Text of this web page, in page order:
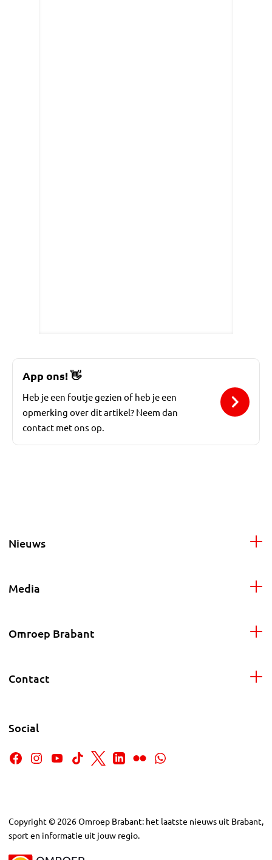
App ons!👋
Heb je een foutje gezien of heb je een
opmerking over dit artikel? Neem dan
contact met ons op.
Nieuws
Media
Omroep Brabant
Contact
Social
Copyright © 2026Omroep Brabant: het laatste nieuws uit Brabant,
sport en informatie uit jouw regio.